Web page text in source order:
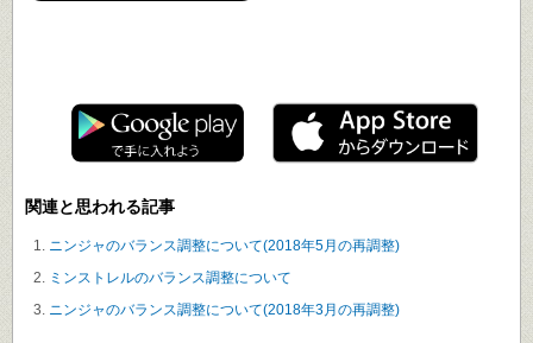
関連と思われる記事
ニンジャのバランス調整について(2018年5月の再調整)
ミンストレルのバランス調整について
ニンジャのバランス調整について(2018年3月の再調整)